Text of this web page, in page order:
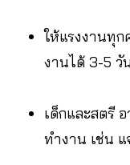
ให้แรงงานทุก
งานได้ 3-5 วั
เด็กและสตรี
ทำงาน เช่น